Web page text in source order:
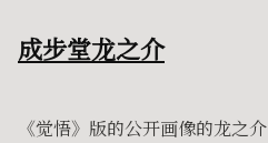
成步堂龙之介
《觉悟》版的公开画像的龙之